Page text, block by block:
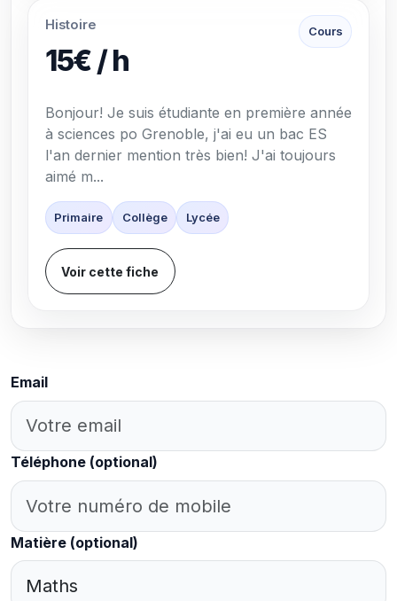
Histoire
15€ / h
Cours
Bonjour! Je suis étudiante en première année
à sciences po Grenoble, j'ai eu un bac ES
l'an dernier mention très bien! J'ai toujours
aimé m...
Primaire Collège Lycée
Voir cette fiche
Email
Téléphone (optional)
Matière (optional)